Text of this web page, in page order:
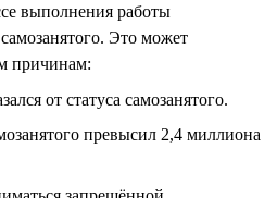
выполнения работы
Это может
причинам:
от статуса самозанятого.
превысил 2,4 миллиона